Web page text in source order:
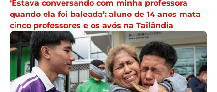
‘Estava conversando com minha professora
quando ela foi baleada’: aluno de 14 anos mata
cinco professores e os avós na Tailândia